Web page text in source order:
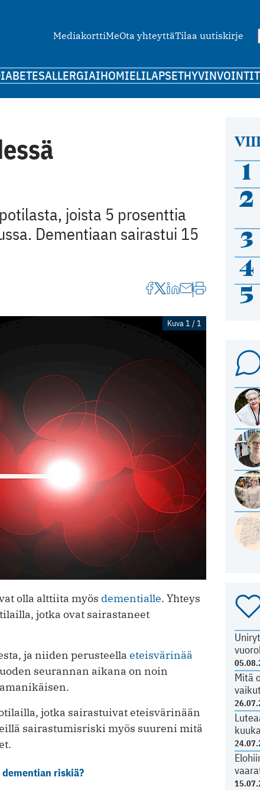
MediakorttiMeOta yhteyttäTilaa uutiskirje
ALLERGIAIHOMIELILAPSETHYVINVOINTI
1
2
3
4
5
Mitä
joista 5 prosenttia
Dementiaan sairastui 15
Kuva 1 / 1
olla alttiita myös dementialle. Yhteys
jotka ovat sairastaneet
ja niiden perusteella eteisvärinää
seurannan aikana on noin
jotka sairastuivat eteisvärinään
sairastumisriski myös suureni mitä
riskiä?